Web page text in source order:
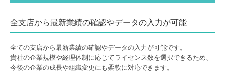
全支店から最新業績の確認やデータの入力が可能
全ての支店から最新業績の確認やデータの入力が可能です。
貴社の企業規模や経理体制に応じてライセンス数を選択できるため、
今後の企業の成長や組織変更にも柔軟に対応できます。